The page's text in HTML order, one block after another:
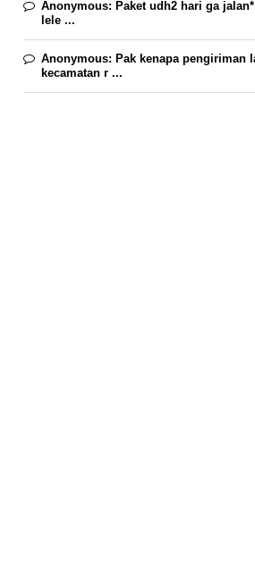
Anonymous: Paket udh2 hari ga
lele ...
Anonymous: Pak kenapa pengiriman
kecamatan r ...